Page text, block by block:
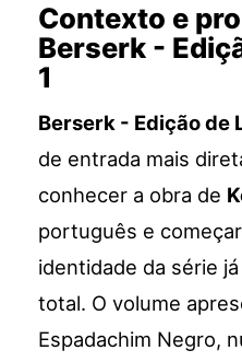
Contexto e
Berserk -
1
Berserk - Edição de
de entrada mais
conhecer a obra de
português e
identidade da série
total. O volume
Espadachim Negro,